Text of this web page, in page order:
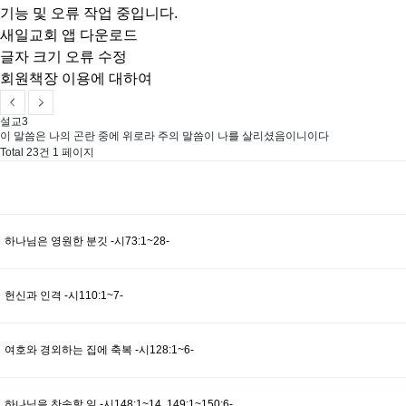
기능 및 오류 작업 중입니다.
새일교회 앱 다운로드
글자 크기 오류 수정
회원책장 이용에 대하여
설교3
이 말씀은 나의 곤란 중에 위로라 주의 말씀이 나를 살리셨음이니이다
Total 23건 1 페이지
하나님은 영원한 분깃 -시73:1~28-
헌신과 인격 -시110:1~7-
여호와 경외하는 집에 축복 -시128:1~6-